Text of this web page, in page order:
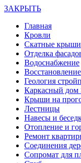
ЗАКРЫТЬ
Главная
Кровли
Скатные крыши
Отделка
Водоснабжение
Геология
Каркасный дом
Крыши на
Лестницы
Навесы и
Отопление и
Ремонт
Соединения
Сопромат для